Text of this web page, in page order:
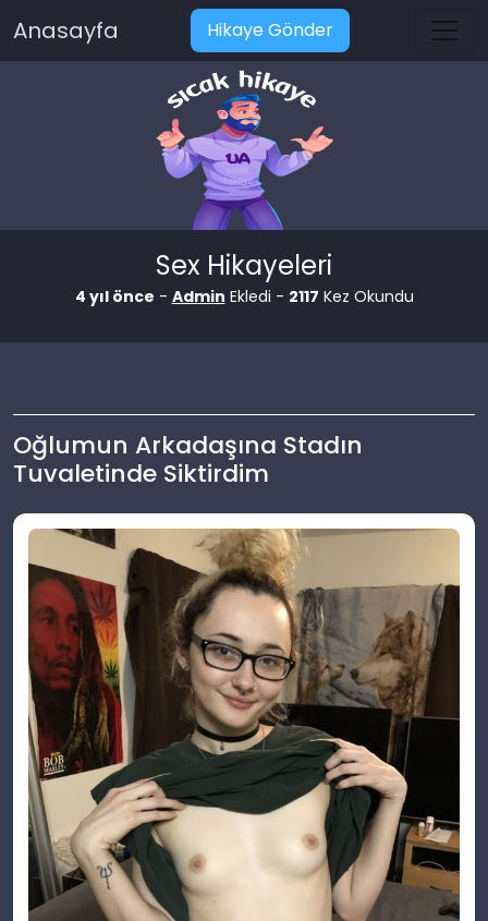
Anasayfa Hikaye Gönder
Sex Hikayeleri
4 yıl önce - Admin Ekledi - 2117 Kez Okundu
Oğlumun Arkadaşına Stadın
Tuvaletinde Siktirdim